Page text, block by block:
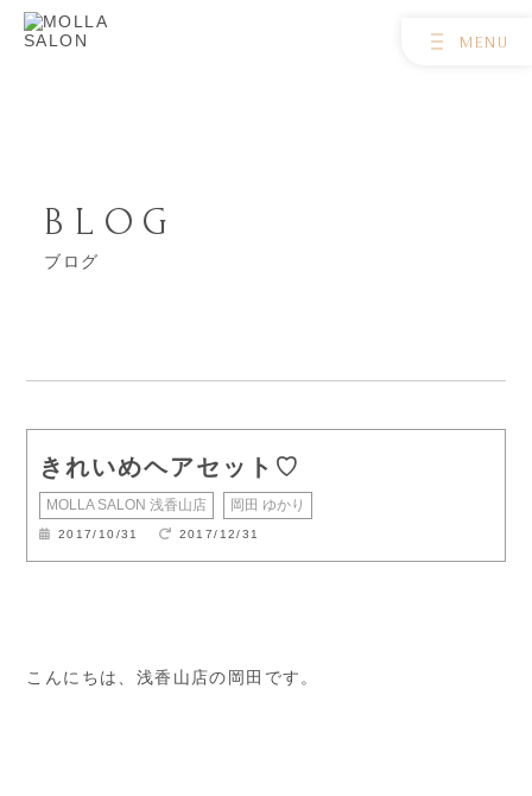
BLOG
ブログ
きれいめヘアセット♡
MOLLA SALON 浅香山店 岡田 ゆかり
2017/10/31 2017/12/31
こんにちは、浅香山店の岡田です。